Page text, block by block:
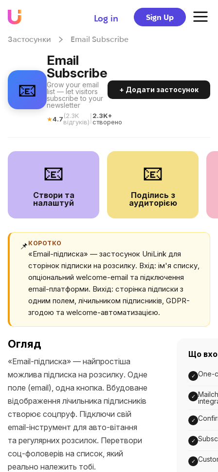
Log in Sign Up
Застосунки Email Subscribe
📧
Email
Subscribe
Grow your email
list — let visitors
subscribe to your
newsletter
★4.7(2.3K
відгуків)
2.3K+
створено
+ Додати застосунок
📧
Створи та
налаштуй
📧
Поділись з
аудиторією
📌 КОРОТКО
«Email-підписка» — застосунок UniLink для
сторінок підписки на розсилку. Вхід: ім'я списку,
опціональний welcome-email та підключення
email-платформи. Вихід: сторінка підписки з
одним полем, лічильником підписників, GDPR-
згодою та welcome-автоматизацією.
Огляд
«Email-підписка» — найпростіша
можлива підписка на розсилку. Одне
поле (email), одна кнопка. Вбудоване
відображення лічильника підписників
створює соцпруф. Підключи свій
email-інструмент для авто-вітання
та регулярних розсилок. Перетвори
соц-фоловерів на список, який
реально належить тобі.
Що
✓ One-
✓
✓
✓
✓